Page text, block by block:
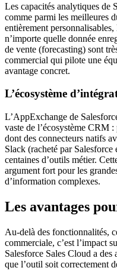
Les capacités analytiques de
comme parmi les meilleures
entièrement
n’importe quelle donnée
de vente (forecasting) sont
commercial qui pilote une
avantage concret.
L’écosystème
L’AppExchange de
vaste de l’écosystème CRM
dont des connecteurs natifs
Slack (racheté par
centaines d’outils métier.
argument fort pour les
d’information complexes.
Les avantages
Au-delà des fonctionnalités,
commerciale, c’est l’impact
Salesforce Sales Cloud a
que l’outil soit correctement